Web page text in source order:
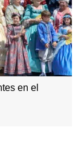
en el